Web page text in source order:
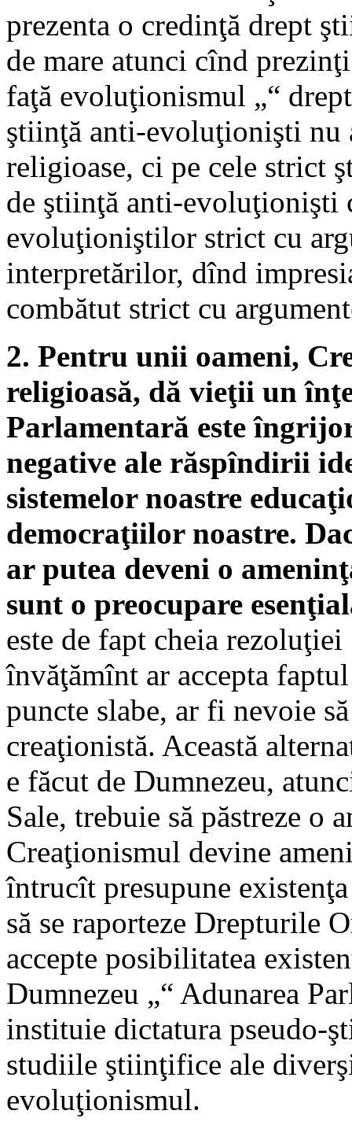
prezenta o credinţă drept
de mare atunci cînd
faţă evoluţionismul „“
ştiinţă anti-evoluţionişti nu
religioase, ci pe cele strict
de ştiinţă anti-evoluţionişti
evoluţioniştilor strict cu
interpretărilor, dînd
combătut strict cu
2. Pentru unii oameni,
religioasă, dă vieţii un
Parlamentară este
negative ale răspîndirii
sistemelor noastre
democraţiilor noastre.
ar putea deveni o
sunt o preocupare
este de fapt cheia
învăţămînt ar accepta
puncte slabe, ar fi nevoie
creaţionistă. Această
e făcut de Dumnezeu,
Sale, trebuie să păstreze o
Creaţionismul devine
întrucît presupune
să se raporteze Drepturile
accepte posibilitatea
Dumnezeu „“ Adunarea
instituie dictatura pseudo-
studiile ştiinţifice ale
evoluţionismul.